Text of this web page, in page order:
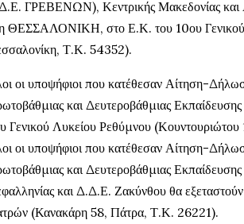
ΓΡΕΒΕΝΩΝ), Κεντρικής Μακεδονίας και
ΘΕΣΣΑΛΟΝΙΚΗ, στο Ε.Κ. του 10ου
Τ.Κ. 54352).
οι υποψήφιοι που κατέθεσαν Αίτηση-
και Δευτεροβάθμιας
Γενικού Λυκείου Ρεθύμνου
οι υποψήφιοι που κατέθεσαν Αίτηση-
και Δευτεροβάθμιας
και Δ.Δ.Ε. Ζακύνθου θα
(Κανακάρη 58, Πάτρα, Τ.Κ. 26221).